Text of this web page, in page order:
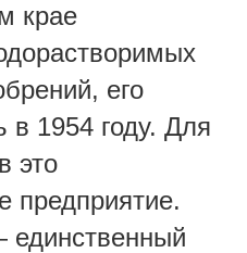
крае
его
в 1954 году. Для
это
предприятие.